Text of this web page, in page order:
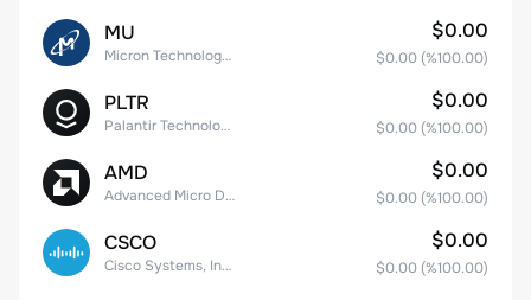
MU
Micron Technology, Inc.
$0.00
$0.00 (%100.00)
PLTR
Palantir Technologies Inc. Class A Common Stock
$0.00
$0.00 (%100.00)
AMD
Advanced Micro Devices
$0.00
$0.00 (%100.00)
CSCO
Cisco Systems, Inc. Common Stock (DE)
$0.00
$0.00 (%100.00)